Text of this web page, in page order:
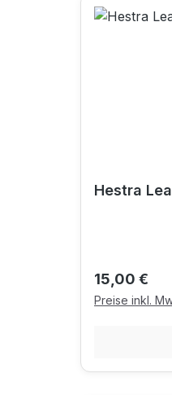
Hestra
Regulärer
15,00 €
Preise inkl.